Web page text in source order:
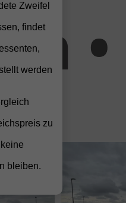
Zweifel
findet
werden
zu
bleiben.